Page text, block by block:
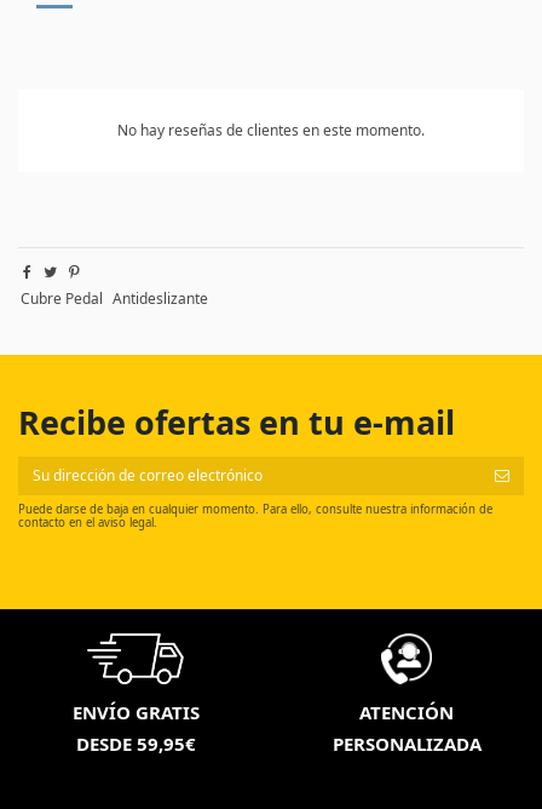
No hay reseñas de clientes en este momento.
Cubre Pedal Antideslizante
Recibe ofertas en tu e-mail
Puede darse de baja en cualquier momento. Para ello, consulte nuestra información de
contacto en el aviso legal.
ENVÍO GRATIS
DESDE 59,95€
ATENCIÓN
PERSONALIZADA